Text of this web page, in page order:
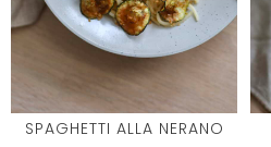
SPAGHETTI ALLA NERANO